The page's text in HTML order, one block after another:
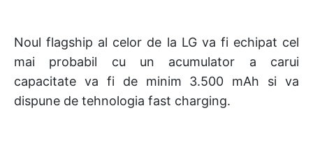
Noul flagship al celor de la LG va fi echipat cel
mai probabil cu un acumulator a carui
capacitate va fi de minim 3.500 mAh si va
dispune de tehnologia fast charging.